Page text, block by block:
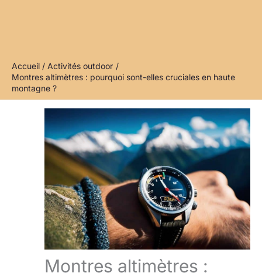
Accueil
Activités outdoor
Montres altimètres : pourquoi sont-elles cruciales en haute
montagne ?
Montres altimètres :